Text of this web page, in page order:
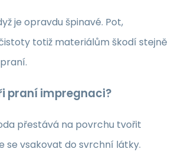
je opravdu špinavé. Pot,
totiž materiálům škodí stejně
praní impregnaci?
přestává na povrchu tvořit
se vsakovat do svrchní látky.